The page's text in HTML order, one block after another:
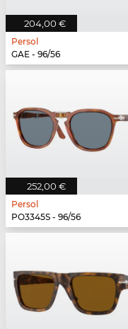
204,00 €
Persol
GAE - 96/56
252,00 €
Persol
PO3345S - 96/56